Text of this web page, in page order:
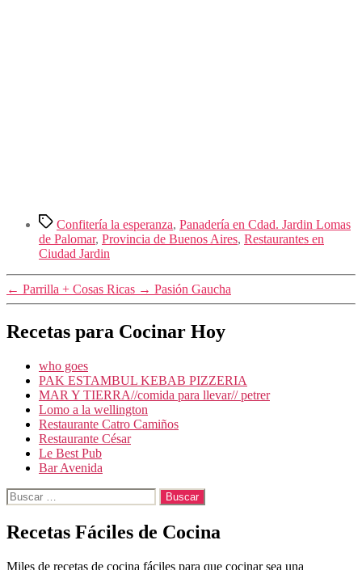
Etiquetas
Confitería la esperanza, Panadería en Cdad. Jardin Lomas
de Palomar, Provincia de Buenos Aires, Restaurantes en
Ciudad Jardin
← Parrilla + Cosas Ricas → Pasión Gaucha
Recetas para Cocinar Hoy
who goes
PAK ESTAMBUL KEBAB PIZZERIA
MAR Y TIERRA//comida para llevar// petrer
Lomo a la wellington
Restaurante Catro Camiños
Restaurante César
Le Best Pub
Bar Avenida
Buscar:
Recetas Fáciles de Cocina
Miles de recetas de cocina fáciles para que cocinar sea una